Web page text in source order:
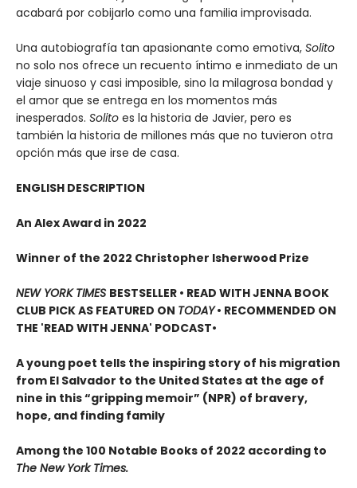
acabará por cobijarlo como una familia improvisada.
Una autobiografía tan apasionante como emotiva, Solito
no solo nos ofrece un recuento íntimo e inmediato de un
viaje sinuoso y casi imposible, sino la milagrosa bondad y
el amor que se entrega en los momentos más
inesperados. Solito es la historia de Javier, pero es
también la historia de millones más que no tuvieron otra
opción más que irse de casa.
ENGLISH DESCRIPTION
An Alex Award in 2022
Winner of the 2022 Christopher Isherwood Prize
NEW YORK TIMES BESTSELLER • READ WITH JENNA BOOK
CLUB PICK AS FEATURED ON TODAY • RECOMMENDED ON
THE 'READ WITH JENNA' PODCAST•
A young poet tells the inspiring story of his migration
from El Salvador to the United States at the age of
nine in this “gripping memoir” (NPR) of bravery,
hope, and finding family
Among the 100 Notable Books of 2022 according to
The New York Times.